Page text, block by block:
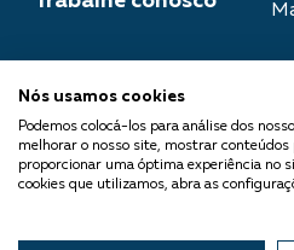
imprensa@fundobrasil.org.br
O Fundo Brasil integra a Rede
Comuá - Filantropia que
Nós usamos cookies
Podemos colocá-los para análise dos
melhorar o nosso site, mostrar conteúdos
proporcionar uma óptima experiência no
cookies que utilizamos, abra as